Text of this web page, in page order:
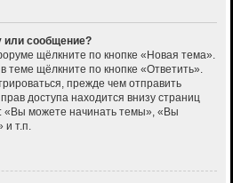
или сообщение?
щёлкните по кнопке «Новая тема».
щёлкните по кнопке «Ответить».
прежде чем отправить
доступа находится внизу страниц
можете начинать темы», «Вы
и т.п.